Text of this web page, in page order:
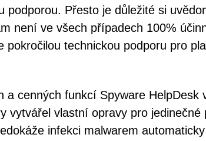
podporou. Přesto je důležité si
není ve všech případech 100%
pokročilou technickou podporu pro
a cenných funkcí Spyware
vytvářel vlastní opravy pro
infekci malwarem